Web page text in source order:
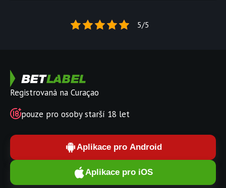
5/5
Registrovaná na Curaçao
pouze pro osoby starší 18 let
Aplikace pro Android
Aplikace pro iOS